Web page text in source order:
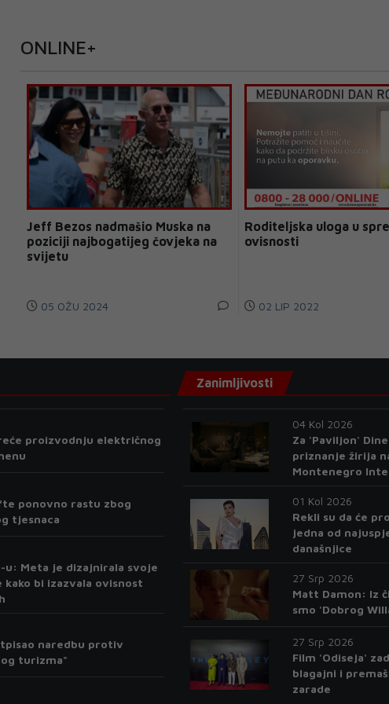
ONLINE+
Jeff Bezos nadmašio Muska na
poziciji najbogatijeg čovjeka na
svijetu
05 OŽU 2024
Roditeljska uloga u
ovisnosti
02 LIP 2022
proizvodnju električnog
ponovno rastu zbog
tjesnaca
u: Meta je dizajnirala svoje
kako bi izazvala ovisnost
naredbu protiv
turizma"
Zanimljivosti
04 Kol 2026
Za 'Paviljon'
priznanje žirija
Montenegro
01 Kol 2026
Rekli su da će
jedna od
današnjice
27 Srp 2026
Matt Damon: Iz
smo 'Dobrog
27 Srp 2026
Film 'Odiseja'
blagajni i
zarade